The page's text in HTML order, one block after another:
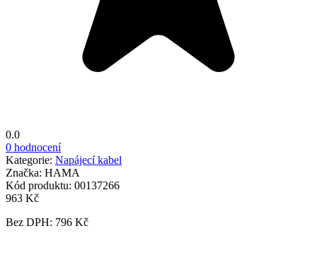
0.0
0 hodnocení
Kategorie: Napájecí kabel
Značka: HAMA
Kód produktu: 00137266
963 Kč
Bez DPH: 796 Kč